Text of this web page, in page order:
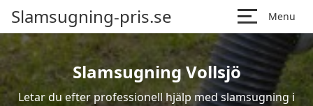
Slamsugning-pris.se Menu
Slamsugning Vollsjö
Letar du efter professionell hjälp med slamsugning i